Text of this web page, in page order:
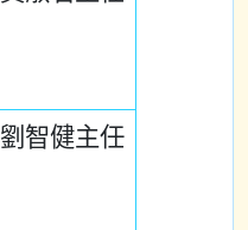
劉智健主任